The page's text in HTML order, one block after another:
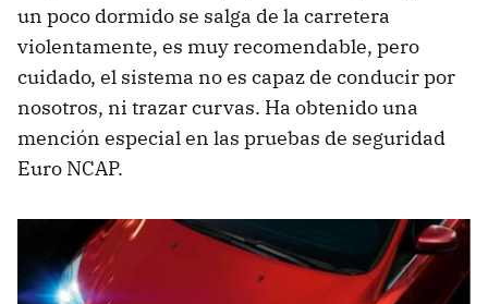
un poco dormido se salga de la carretera
violentamente, es muy recomendable, pero
cuidado, el sistema no es capaz de conducir por
nosotros, ni trazar curvas. Ha obtenido una
mención especial en las pruebas de seguridad
Euro NCAP.